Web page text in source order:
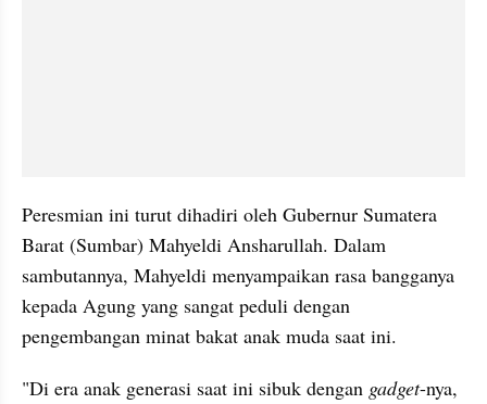
Peresmian ini turut dihadiri oleh Gubernur Sumatera
Barat (Sumbar) Mahyeldi Ansharullah. Dalam
sambutannya, Mahyeldi menyampaikan rasa bangganya
kepada Agung yang sangat peduli dengan
pengembangan minat bakat anak muda saat ini.
"Di era anak generasi saat ini sibuk dengan gadget-nya,